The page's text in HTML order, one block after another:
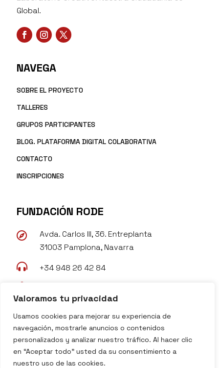
Valoramos tu privacidad
Usamos cookies para mejorar su experiencia de
navegación, mostrarle anuncios o contenidos
personalizados y analizar nuestro tráfico. Al hacer clic
en “Aceptar todo” usted da su consentimiento a
nuestro uso de las cookies.
Global.
NAVEGA
SOBRE EL PROYECTO
TALLERES
GRUPOS PARTICIPANTES
BLOG. PLATAFORMA DIGITAL COLABORATIVA
CONTACTO
INSCRIPCIONES
FUNDACIÓN RODE

Avda. Carlos III, 36. Entreplanta
31003 Pamplona, Navarra
 +34 948 26 42 84